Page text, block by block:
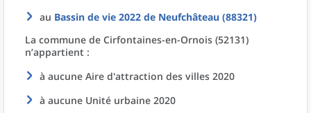
au Bassin de vie 2022 de Neufchâteau (88321)
La commune de Cirfontaines-en-Ornois (52131)
n’appartient :
à aucune Aire d'attraction des villes 2020
à aucune Unité urbaine 2020